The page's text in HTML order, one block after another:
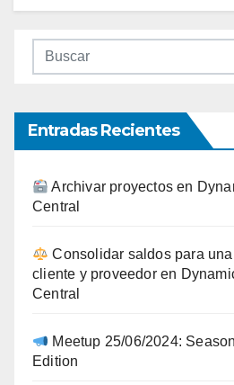
Entradas Recientes
Archivar proyectos en
Central
Consolidar saldos para
cliente y proveedor en
Central
Meetup 25/06/2024:
Edition